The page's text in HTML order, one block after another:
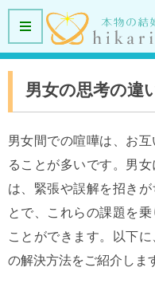
男女の思考の違
男女間での喧嘩は、お
ることが多いです。男
は、緊張や誤解を招き
とで、これらの課題を
ことができます。以下
の解決方法をご紹介しま